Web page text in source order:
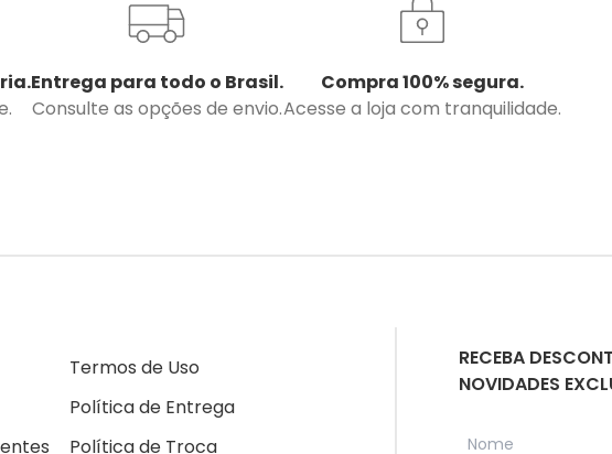
Entrega para todo o Brasil.
Consulte as opções de envio.
Compra 100% segura.
Acesse a loja com tranquilidade.
Termos de Uso
Política de Entrega
Política de Troca
RECEBA
NOVIDADES